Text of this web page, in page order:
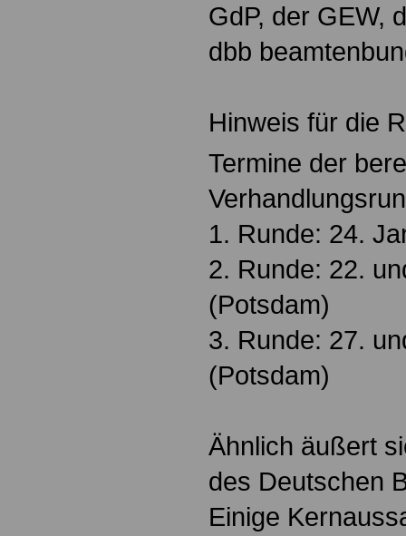
GdP, der GEW,
dbb
Hinweis für die
Termine der
1. Runde: 24.
2. Runde: 22.
(Potsdam)
3. Runde: 27.
(Potsdam)
Ähnlich äußert
des Deutschen
Einige